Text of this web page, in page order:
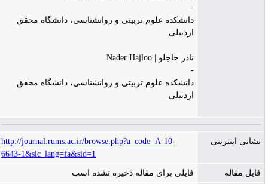
دانشکده علوم تربیتی و روانشناسی، دانشگاه محقق
اردبیلی
نادر حاجلو | Nader Hajloo
دانشکده علوم تربیتی و روانشناسی، دانشگاه محقق
اردبیلی
نشانی اینترنتی
http://journal.rums.ac.ir/browse.php?a_code=A-10-
6643-1&slc_lang=fa&sid=1
فایل مقاله فایلی برای مقاله ذخیره نشده است